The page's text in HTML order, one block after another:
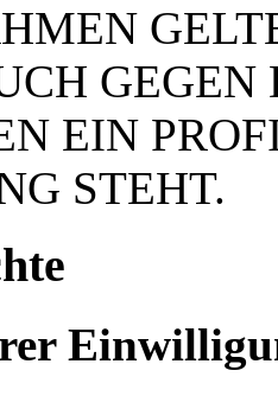
EIN
STEHT.